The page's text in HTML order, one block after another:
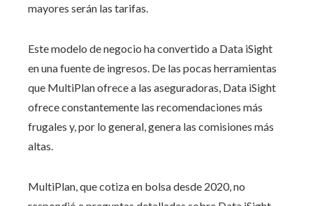
mayores serán las tarifas.
Este modelo de negocio ha convertido a Data iSight
en una fuente de ingresos. De las pocas herramientas
que MultiPlan ofrece a las aseguradoras, Data iSight
ofrece constantemente las recomendaciones más
frugales y, por lo general, genera las comisiones más
altas.
MultiPlan, que cotiza en bolsa desde 2020, no